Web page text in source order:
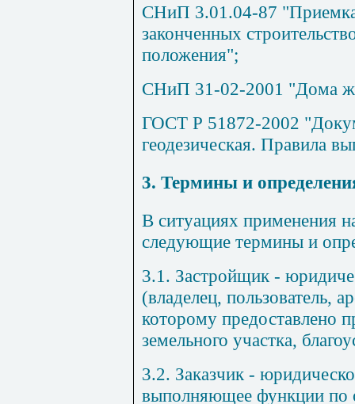
СНиП 3.01.04-87 "Приемка
законченных
положения";
СНиП 31-02-2001 "Дома
ГОСТ Р 51872-2002
геодезическая. Правила
3. Термины и
В ситуациях применения
следующие термины и
3.1. Застройщик -
(владелец, пользователь,
которому предоставлено
земельного участка,
3.2. Заказчик -
выполняющее функции по